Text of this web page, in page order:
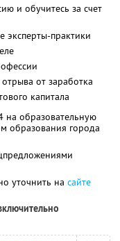
и обучитесь за счет
эксперты-практики
от заработка
капитала
образовательную
образования города
уточнить на сайте